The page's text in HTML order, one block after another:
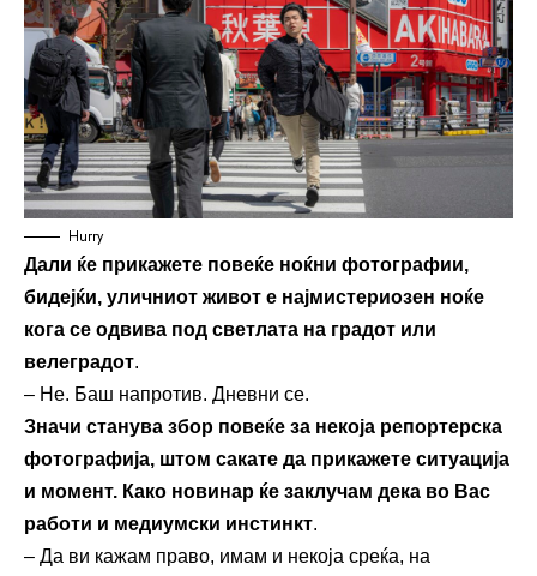
Hurry
Дали ќе прикажете повеќе ноќни фотографии,
бидејќи, уличниот живот е најмистериозен ноќе
кога се одвива под светлата на градот или
велеградот.
– Не. Баш напротив. Дневни се.
Значи станува збор повеќе за некоја репортерска
фотографија, штом сакате да прикажете ситуација
и момент. Како новинар ќе заклучам дека во Вас
работи и медиумски инстинкт.
– Да ви кажам право, имам и некоја среќа, на